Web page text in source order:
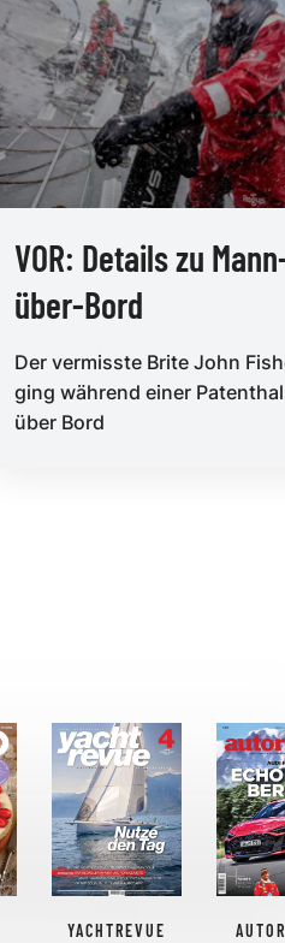
VOR: Details zu
über-Bord
Der vermisste Brite John
ging während einer
über Bord
YACHTREVUE